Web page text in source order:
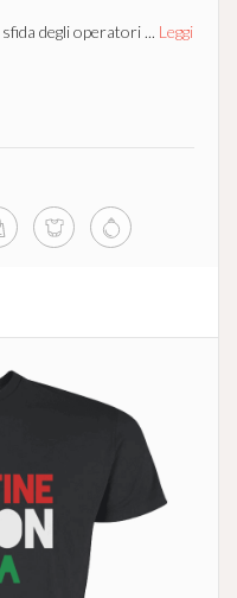
degli operatori ... Leggi